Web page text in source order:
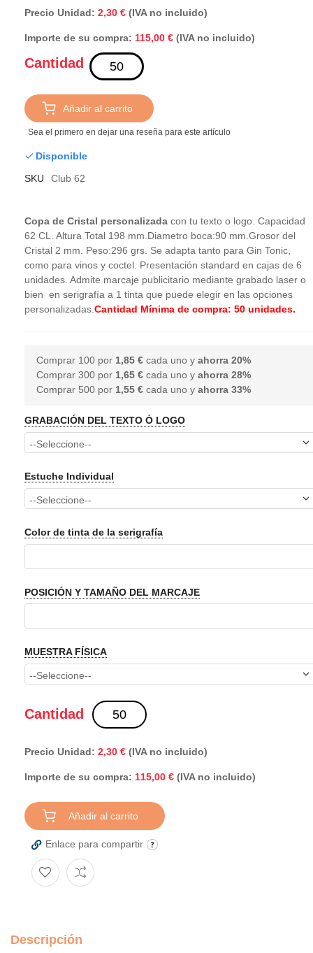
Precio Unidad: 2,30 € (IVA no incluido)
Importe de su compra: 115,00 € (IVA no incluido)
Cantidad
Añadir al carrito
Sea el primero en dejar una reseña para este artículo
Disponible
SKU
Club 62
Copa de Cristal personalizada con tu texto o logo. Capacidad
62 CL. Altura Total 198 mm.Diametro boca:90 mm.Grosor del
Cristal 2 mm. Peso:296 grs. Se adapta tanto para Gin Tonic,
como para vinos y coctel. Presentación standard en cajas de 6
unidades. Admite marcaje publicitario mediante grabado laser o
bien en serigrafía a 1 tinta que puede elegir en las opciones
personalizadas. Cantidad Mínima de compra: 50 unidades.
Comprar 100 por 1,85 € cada uno yahorra20%
Comprar 300 por 1,65 € cada uno yahorra28%
Comprar 500 por 1,55 € cada uno yahorra33%
GRABACIÓN DEL TEXTO Ó LOGO
Estuche Individual
Color de tinta de la serigrafía
POSICIÓN Y TAMAÑO DEL MARCAJE
MUESTRA FÍSICA
Cantidad
Precio Unidad: 2,30 € (IVA no incluido)
Importe de su compra: 115,00 € (IVA no incluido)
Añadir al carrito
Enlace para compartir
Descripción